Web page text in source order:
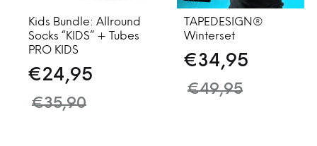
Kids Bundle: Allround
Socks “KIDS” + Tubes
PRO KIDS
€24,95
€35,90
TAPEDESIGN®
Winterset
€34,95
€49,95